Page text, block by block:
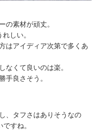
の素材が頑丈。
しい。
はアイディア次第で多くあ
なくて良いのは楽。
手良さそう。
、タフさはありそうなの
すね。